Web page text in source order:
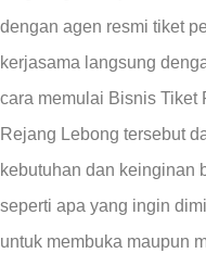
dengan agen resmi tiket
kerjasama langsung
cara memulai Bisnis Tiket
Rejang Lebong tersebut
kebutuhan dan keinginan
seperti apa yang ingin
untuk membuka maupun